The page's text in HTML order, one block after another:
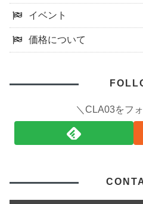
イベント
価格について
＼CLA03をフ